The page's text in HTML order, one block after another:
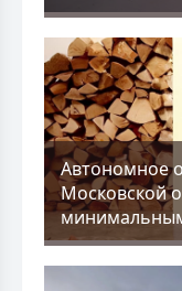
Aвтономное
Московской